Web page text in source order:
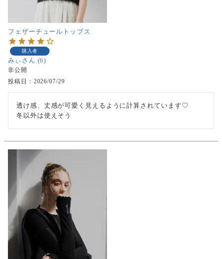
フェザーチュールトップス
購入者
みぃ 6
非公開
投稿日
2026/07/29
透け感、丈感が可愛く見えるように計算されています♡
冬以外は使えそう